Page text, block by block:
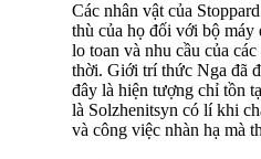
Các nhân vật của
thù của họ đối với bộ máy
lo toan và nhu cầu của
thời. Giới trí thức Nga đã
đây là hiện tượng chỉ tồn
là Solzhenitsyn có lí khi
và công việc nhàn hạ mà